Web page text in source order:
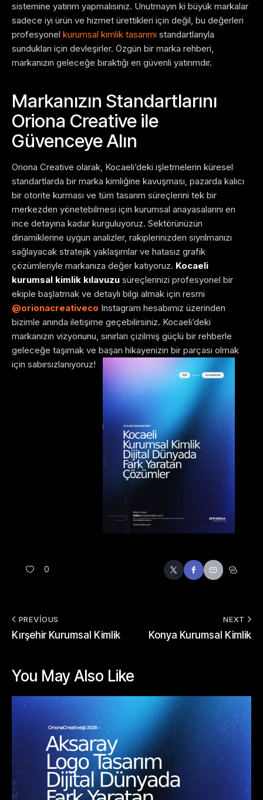
sistemine yatırım yapmalısınız. Unutmayın ki büyük markalar
sadece iyi ürün ve hizmet ürettikleri için değil, bu değerleri
profesyonel kurumsal kimlik tasarımı standartlarıyla
sundukları için devleşirler. Özgün bir marka rehberi,
markanızın geleceğe bıraktığı en güvenli yatırımdır.
Markanızın Standartlarını
Oriona Creative ile
Güvenceye Alın
Oriona Creative olarak, Kocaeli’deki işletmelerin küresel
standartlarda bir marka kimliğine kavuşması, pazarda kalıcı
bir otorite kurması ve tüm tasarım süreçlerini tek bir
merkezden yönetebilmesi için kurumsal anayasalarını en
ince detayına kadar kurguluyoruz. Sektörünüzün
dinamiklerine uygun analizler, rakiplerinizden sıyrılmanızı
sağlayacak stratejik yaklaşımlar ve hatasız grafik
çözümleriyle markanıza değer katıyoruz. Kocaeli
kurumsal kimlik kılavuzu süreçlerinizi profesyonel bir
ekiple başlatmak ve detaylı bilgi almak için resmi
@orionacreativeco Instagram hesabımız üzerinden
bizimle anında iletişime geçebilirsiniz. Kocaeli’deki
markanızın vizyonunu, sınırları çizilmiş güçlü bir rehberle
geleceğe taşımak ve başarı hikayenizin bir parçası olmak
için sabırsızlanıyoruz!
0
PREVIOUS
Kırşehir Kurumsal Kimlik
NEXT
Konya Kurumsal Kimlik
You May Also Like